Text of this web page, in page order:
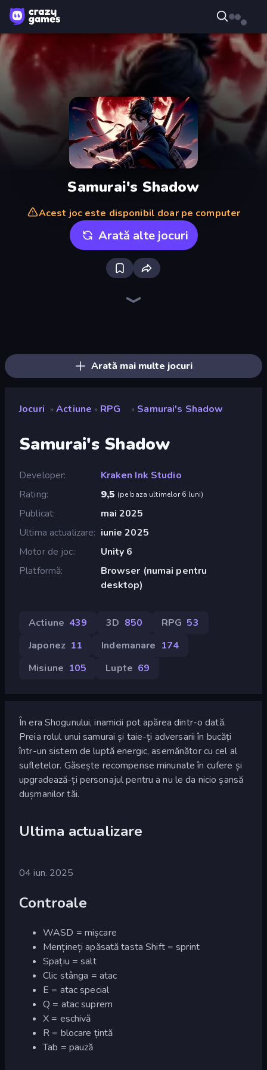
Samurai's Shadow
Acest joc este disponibil doar pe computer
Arată alte jocuri
Arată mai multe jocuri
Jocuri » Actiune » RPG » Samurai's Shadow
Samurai's Shadow
Developer
Kraken Ink Studio
Rating
9,5 (pe baza ultimelor 6 luni)
Publicat
mai 2025
Ultima actualizare
iunie 2025
Motor de joc
Unity 6
Platformă
Browser (numai pentru
desktop)
Actiune 439 3D 850 RPG 53
Japonez 11 Indemanare 174
Misiune 105 Lupte 69
În era Shogunului, inamicii pot apărea dintr-o dată.
Preia rolul unui samurai și taie-ți adversarii în bucăți
într-un sistem de luptă energic, asemănător cu cel al
sufletelor. Găsește recompense minunate în cufere și
upgradează-ți personajul pentru a nu le da nicio șansă
dușmanilor tăi.
Ultima actualizare
04 iun. 2025
Controale
WASD = mișcare
Mențineți apăsată tasta Shift = sprint
Spațiu = salt
Clic stânga = atac
E = atac special
Q = atac suprem
X = eschivă
R = blocare țintă
Tab = pauză